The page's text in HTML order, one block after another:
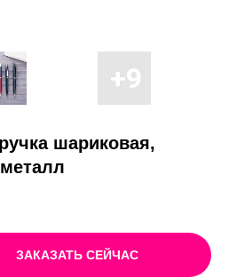
шариковая,
ЗАКАЗАТЬ СЕЙЧАС